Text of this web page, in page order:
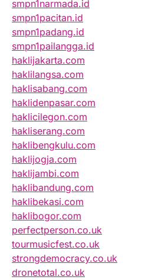
smpn1narmada.id
smpn1pacitan.id
smpn1padang.id
smpn1pailangga.id
haklijakarta.com
haklilangsa.com
haklisabang.com
haklidenpasar.com
haklicilegon.com
hakliserang.com
haklibengkulu.com
haklijogja.com
haklijambi.com
haklibandung.com
haklibekasi.com
haklibogor.com
perfectperson.co.uk
tourmusicfest.co.uk
strongdemocracy.co.uk
dronetotal.co.uk